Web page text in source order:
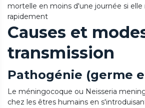
mortelle en moins d'une journée si
rapidement
Causes et
transmission
Pathogénie (germe
Le méningocoque ou Neisseria
chez les êtres humains en